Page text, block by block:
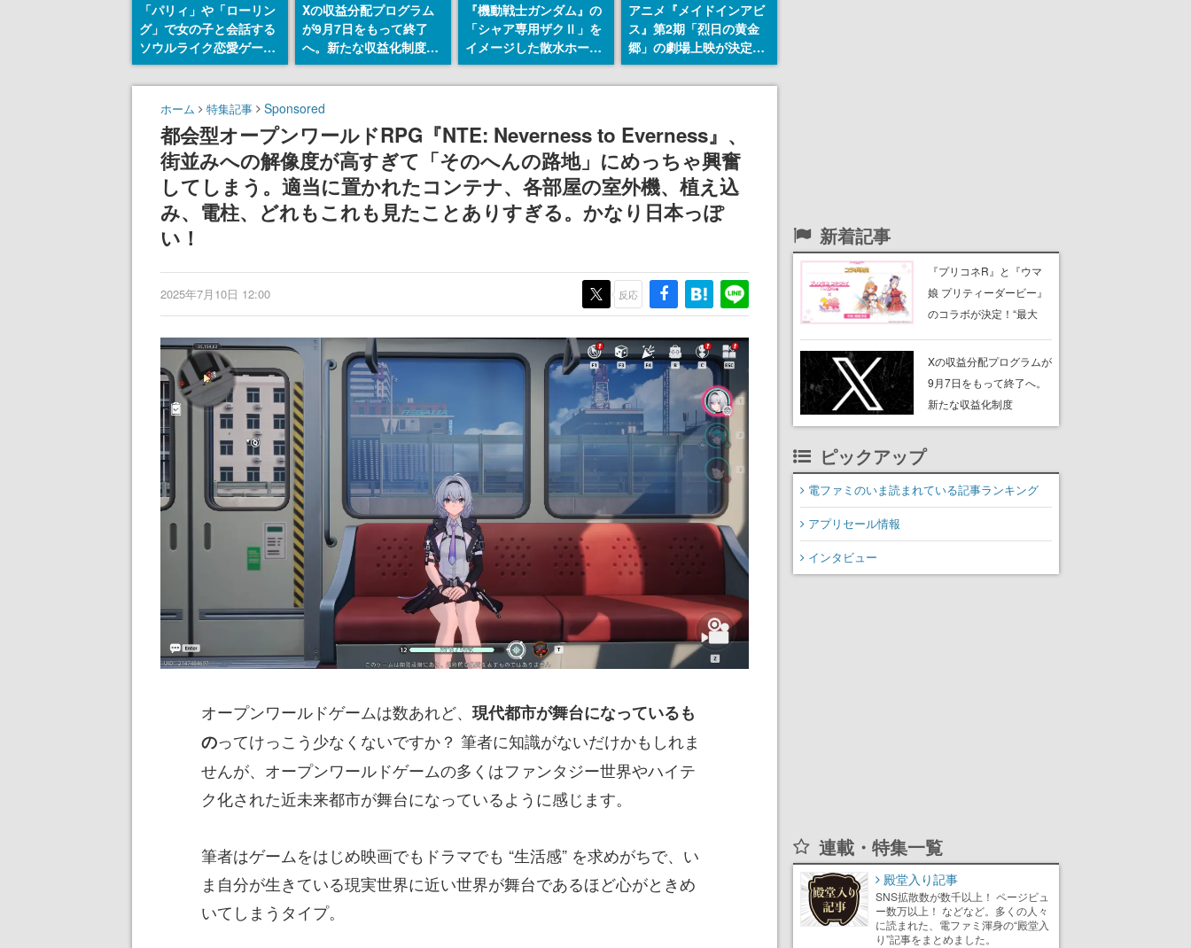
「パリィ」や「ローリン
グ」で女の子と会話する
ソウルライク恋愛ゲーム
『小早川さんはソウルラ
イク』無料公開。返事に
失敗すると「YOU
DIED」
Xの収益分配プログラム
が9月7日をもって終了
へ。新たな収益化制度
「Original Content
Rewards Program」を
発表
『機動戦士ガンダム』の
「シャア専用ザクⅡ」を
イメージした散水ホース
リールが予約開始。本体
にはシャアのパーソナル
どを配置
アニメ『メイドインアビ
ス』第2期「烈日の黄金
郷」の劇場上映が決定！
レグ役・伊瀬茉莉也さん
らが登壇する舞台挨拶も
ホーム 特集記事 Sponsored
都会型オープンワールドRPG『NTE: Neverness to Everness』、
街並みへの解像度が高すぎて「そのへんの路地」にめっちゃ興奮
してしまう。適当に置かれたコンテナ、各部屋の室外機、植え込
み、電柱、どれもこれも見たことありすぎる。かなり日本っぽ
い！
2025年7月10日 12:00 反応
オープンワールドゲームは数あれど、 現代都市が舞台になっているも
のってけっこう少なくないですか？ 筆者に知識がないだけかもしれま
せんが、オープンワールドゲームの多くはファンタジー世界やハイテ
ク化された近未来都市が舞台になっているように感じます。
筆者はゲームをはじめ映画でもドラマでも “生活感” を求めがちで、い
ま自分が生きている現実世界に近い世界が舞台であるほど心がときめ
いてしまうタイプ。
新着記事
『プリコネR』と『ウマ
娘 プリティーダービー』
のコラボが決定！“最大
ンペーンなども発表
Xの収益分配プログラムが
9月7日をもって終了へ。
新たな収益化制度
「Original Content
ピックアップ
電ファミのいま読まれている記事ランキング
アプリセール情報
インタビュー
連載・特集一覧
殿堂入り記事
SNS拡散数が数千以上！ ページビュ
ー数万以上！ などなど。多くの人々
に読まれた、電ファミ渾身の“殿堂入
り”記事をまとめました。